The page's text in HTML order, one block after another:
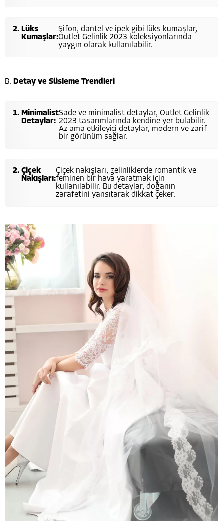
Lüks
Kumaşlar:
Şifon, dantel ve ipek gibi lüks kumaşlar,
Outlet Gelinlik 2023 koleksiyonlarında
yaygın olarak kullanılabilir.
B. Detay ve Süsleme Trendleri
Minimalist
Detaylar:
Sade ve minimalist detaylar, Outlet Gelinlik
2023 tasarımlarında kendine yer bulabilir.
Az ama etkileyici detaylar, modern ve zarif
bir görünüm sağlar.
Çiçek
Nakışları:
Çiçek nakışları, gelinliklerde romantik ve
feminen bir hava yaratmak için
kullanılabilir. Bu detaylar, doğanın
zarafetini yansıtarak dikkat çeker.